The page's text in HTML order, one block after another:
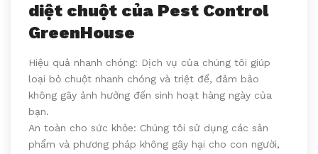
diệt chuột của Pest Control
GreenHouse
Hiệu quả nhanh chóng: Dịch vụ của chúng tôi giúp
loại bỏ chuột nhanh chóng và triệt để, đảm bảo
không gây ảnh hưởng đến sinh hoạt hàng ngày của
bạn.
An toàn cho sức khỏe: Chúng tôi sử dụng các sản
phẩm và phương pháp không gây hại cho con người,